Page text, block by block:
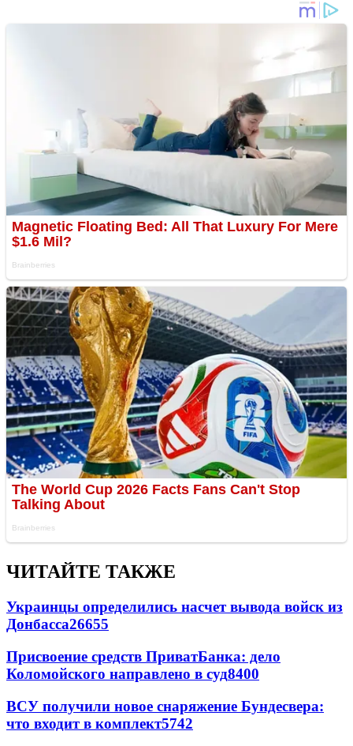
ЧИТАЙТЕ ТАКЖЕ
Украинцы определились насчет вывода войск из
Донбасса26655
Присвоение средств ПриватБанка: дело
Коломойского направлено в суд8400
ВСУ получили новое снаряжение Бундесвера:
что входит в комплект5742